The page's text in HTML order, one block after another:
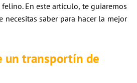
En este artículo, te guiaremos
saber para hacer la mejor
un transportín de